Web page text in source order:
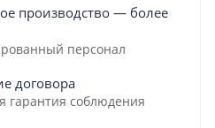
производство — более
персонал
договора
гарантия соблюдения